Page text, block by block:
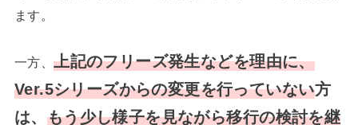
ます。
一方、上記のフリーズ発生などを理由に、
Ver.5シリーズからの変更を行っていない方
は、 もう少し様子を見ながら移行の検討を継